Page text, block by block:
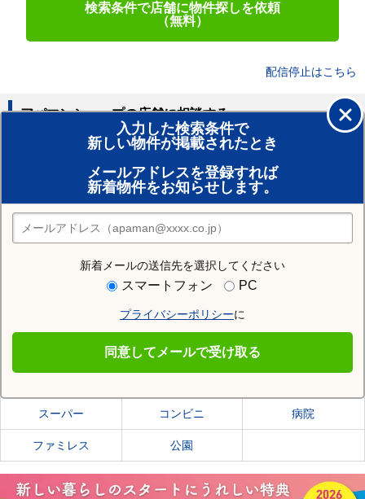
検索条件で店舗に物件探しを依頼
（無料）
配信停止はこちら
入力した検索条件で
新しい物件が掲載されたとき
メールアドレスを登録すれば
新着物件をお知らせします。
新着メールの送信先を選択してください
スマートフォン PC
プライバシーポリシーに
同意してメールで受け取る
アパマンショップの店舗に相談する
賃貸のプロがお部屋探し！
おまかせ物件リクエスト
住みたい街の店舗を探す
店舗検索
住む街研究所で宮崎市の情報を見る
宮崎市の施設一覧
スーパー コンビニ 病院
ファミレス 公園